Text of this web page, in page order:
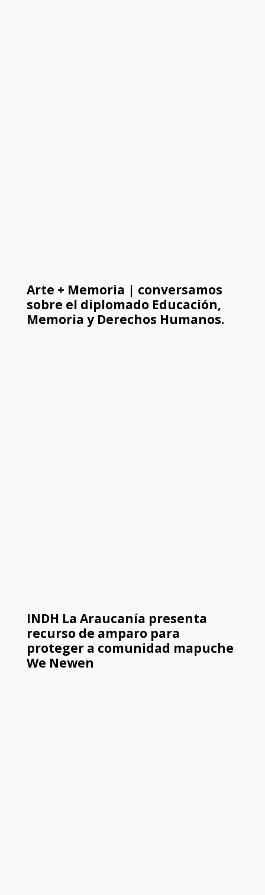
Arte + Memoria | conversamos
sobre el diplomado Educación,
Memoria y Derechos Humanos.
INDH La Araucanía presenta
recurso de amparo para
proteger a comunidad mapuche
We Newen